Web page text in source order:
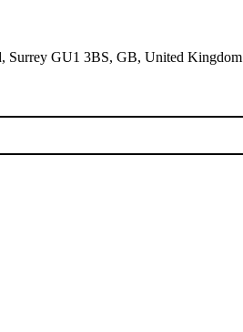
Surrey GU1 3BS, GB, United Kingdom